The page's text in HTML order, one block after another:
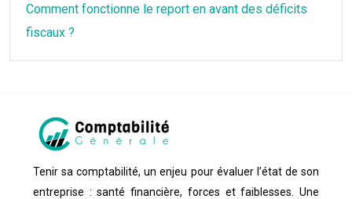
Comment fonctionne le report en avant des déficits
fiscaux ?
Tenir sa comptabilité, un enjeu pour évaluer l’état de son
entreprise : santé financière, forces et faiblesses. Une